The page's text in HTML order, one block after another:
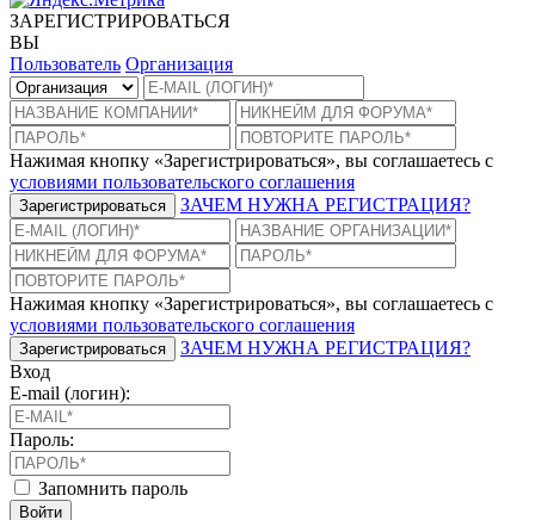
ЗАРЕГИСТРИРОВАТЬСЯ
ВЫ
Пользователь Организация
Нажимая кнопку «Зарегистрироваться», вы соглашаетесь с
условиями пользовательского соглашения
Зарегистрироваться ЗАЧЕМ НУЖНА РЕГИСТРАЦИЯ?
Нажимая кнопку «Зарегистрироваться», вы соглашаетесь с
условиями пользовательского соглашения
Зарегистрироваться
ЗАЧЕМ НУЖНА РЕГИСТРАЦИЯ?
Вход
E-mail (логин):
Пароль:
Запомнить пароль
Войти